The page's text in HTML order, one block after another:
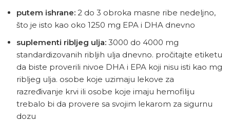
putem ishrane: 2 do 3 obroka masne ribe nedeljno,
što je isto kao oko 1250 mg EPA i DHA dnevno
suplementi ribljeg ulja: 3000 do 4000 mg
standardizovanih ribljih ulja dnevno. pročitajte etiketu
da biste proverili nivoe DHA i EPA koji nisu isti kao mg
ribljeg ulja. osobe koje uzimaju lekove za
razređivanje krvi ili osobe koje imaju hemofiliju
trebalo bi da provere sa svojim lekarom za sigurnu
dozu